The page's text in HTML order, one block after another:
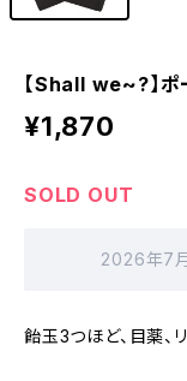
【Shall we~?】ポ
¥1,870
SOLD OUT
2026年7
飴玉3つほど、目薬、